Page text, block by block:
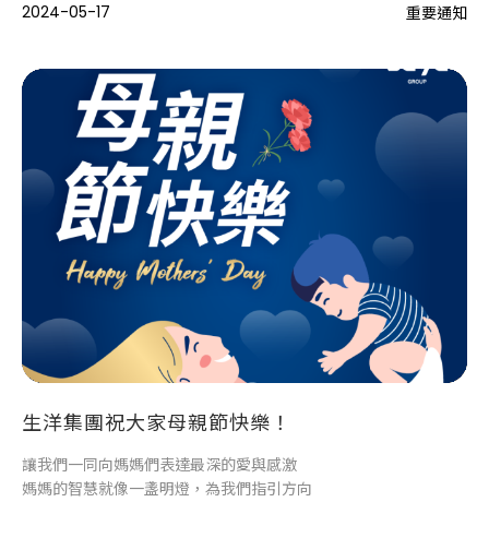
2024-05-17 重要通知
生洋集團祝大家母親節快樂！
讓我們一同向媽媽們表達最深的愛與感激
媽媽的智慧就像一盞明燈，為我們指引方向